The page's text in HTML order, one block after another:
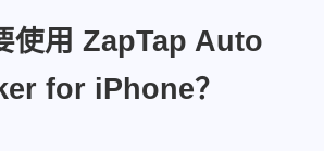
使用 ZapTap Auto
for iPhone？